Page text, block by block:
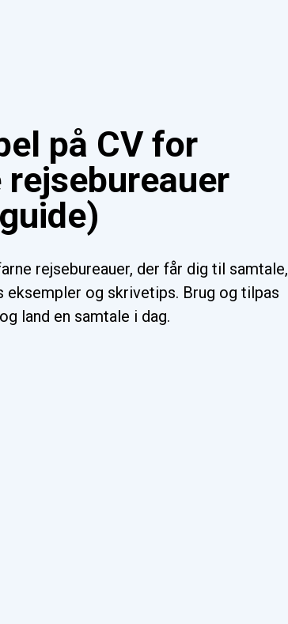
på CV for
rejsebureauer, der får dig til samtale,
eksempler og skrivetips. Brug og tilpas
land en samtale i dag.